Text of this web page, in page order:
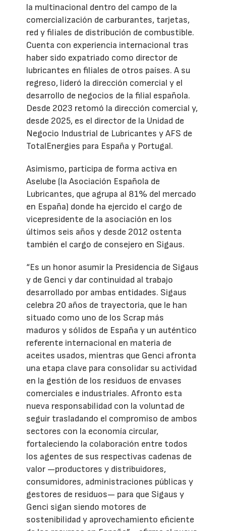
la multinacional dentro del campo de la
comercialización de carburantes, tarjetas,
red y filiales de distribución de combustible.
Cuenta con experiencia internacional tras
haber sido expatriado como director de
lubricantes en filiales de otros países. A su
regreso, lideró la dirección comercial y el
desarrollo de negocios de la filial española.
Desde 2023 retomó la dirección comercial y,
desde 2025, es el director de la Unidad de
Negocio Industrial de Lubricantes y AFS de
TotalEnergies para España y Portugal.
Asimismo, participa de forma activa en
Aselube (la Asociación Española de
Lubricantes, que agrupa al 81% del mercado
en España) donde ha ejercido el cargo de
vicepresidente de la asociación en los
últimos seis años y desde 2012 ostenta
también el cargo de consejero en Sigaus.
“Es un honor asumir la Presidencia de Sigaus
y de Genci y dar continuidad al trabajo
desarrollado por ambas entidades. Sigaus
celebra 20 años de trayectoria, que le han
situado como uno de los Scrap más
maduros y sólidos de España y un auténtico
referente internacional en materia de
aceites usados, mientras que Genci afronta
una etapa clave para consolidar su actividad
en la gestión de los residuos de envases
comerciales e industriales. Afronto esta
nueva responsabilidad con la voluntad de
seguir trasladando el compromiso de ambos
sectores con la economía circular,
fortaleciendo la colaboración entre todos
los agentes de sus respectivas cadenas de
valor —productores y distribuidores,
consumidores, administraciones públicas y
gestores de residuos— para que Sigaus y
Genci sigan siendo motores de
sostenibilidad y aprovechamiento eficiente